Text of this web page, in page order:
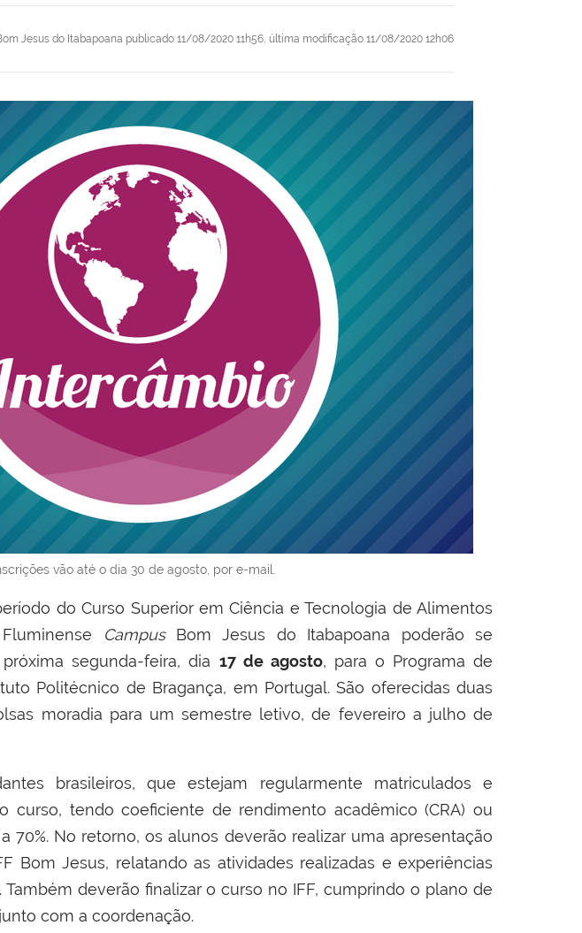
Jesus do Itabapoana publicado11/08/2020 11h56, última modificação11/08/2020 12h06
vão até o dia 30 de agosto, por e-mail.
do Curso Superior em Ciência e Tecnologia de Alimentos
Campus Bom Jesus do Itabapoana poderão se
segunda-feira, dia 17 de agosto, para o Programa de
Politécnico de Bragança, em Portugal. São oferecidas duas
moradia para um semestre letivo, de fevereiro a julho de
brasileiros, que estejam regularmente matriculados e
curso, tendo coeficiente de rendimento acadêmico (CRA) ou
70%. No retorno, os alunos deverão realizar uma apresentação
Bom Jesus, relatando as atividades realizadas e experiências
deverão finalizar o curso no IFF, cumprindo o plano de
com a coordenação.